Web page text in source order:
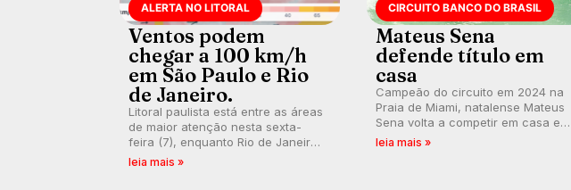
ALERTA NO LITORAL
Ventos podem
chegar a 100 km/h
em São Paulo e Rio
de Janeiro.
Litoral paulista está entre as áreas
de maior atenção nesta sexta-
feira (7), enquanto Rio de Janeiro
também recebe alerta para ventos
leia mais »
CIRCUITO BANCO DO BRASIL
Mateus Sena
defende título em
casa
Campeão do circuito em 2024 na
Praia de Miami, natalense Mateus
Sena volta a competir em casa em
busca de manter a hegemonia
leia mais »